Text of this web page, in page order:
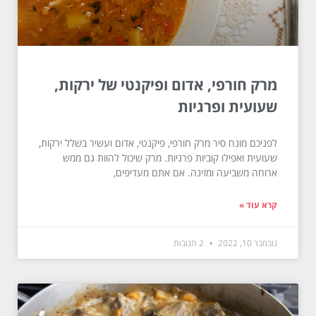
מרק חורפי, אדום ופיקנטי של ירקות,
שעועית ופרגיות
לפניכם מונח סיר מרק חורפי, פיקנטי, אדום ועשיר בשלל ירקות,
שעועית ואפילו קוביות פרגיות. מרק שיכול להוות גם ממש
ארוחה משביעה ומזינה. אם אתם מעדיפים,
קרא עוד »
נובמבר 10, 2022